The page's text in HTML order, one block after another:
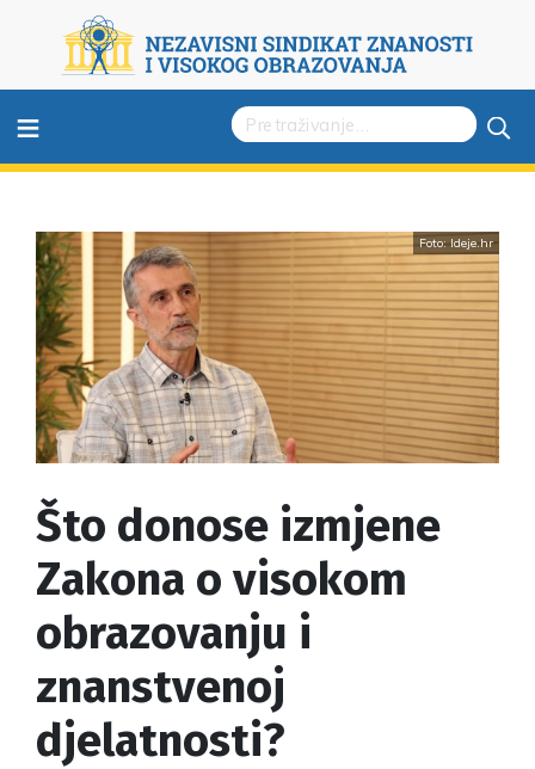
≡
Foto: Ideje.hr
Što donose izmjene
Zakona o visokom
obrazovanju i
znanstvenoj
djelatnosti?